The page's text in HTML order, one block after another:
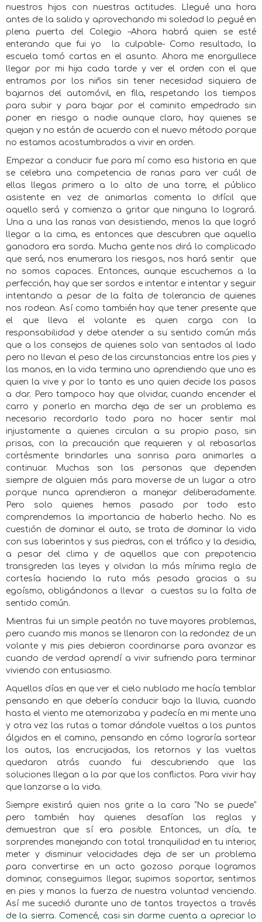
nuestros hijos con nuestras actitudes. Llegué una hora
antes de la salida y aprovechando mi soledad lo pegué en
plena puerta del Colegio –Ahora habrá quien se esté
enterando que fui yo
la culpable- Como resultado, la
escuela tomó cartas en el asunto. Ahora me enorgullece
llegar por mi hija cada tarde y ver el orden con el que
entramos por los niños sin tener necesidad siquiera de
bajarnos del automóvil, en fila, respetando los tiempos
para subir y para bajar por el caminito empedrado sin
poner en riesgo a nadie aunque claro, hay quienes se
quejan y no están de acuerdo con el nuevo método porque
no estamos acostumbrados a vivir en orden.
Empezar a conducir fue para mí como esa historia en que
se celebra una competencia de ranas para ver cuál de
ellas llegas primero a lo alto de una torre, el público
asistente en vez de animarlas comenta lo difícil que
aquello será y comienza a gritar que ninguna lo logrará.
Una a una las ranas van desistiendo, menos la que logró
llegar a la cima, es entonces que descubren que aquella
ganadora era sorda. Mucha gente nos dirá lo complicado
que será, nos enumerara los riesgos, nos hará sentir
que
no somos capaces. Entonces, aunque escuchemos a la
perfección, hay que ser sordos e intentar e intentar y seguir
intentando a pesar de la falta de tolerancia de quienes
nos rodean. Así como también hay que tener presente que
el que lleva el volante es quien carga con la
responsabilidad y debe atender a su sentido común más
que a los consejos de quienes solo van sentados al lado
pero no llevan el peso de las circunstancias entre los pies y
las manos, en la vida termina uno aprendiendo que uno es
quien la vive y por lo tanto es uno quien decide los pasos
a dar. Pero tampoco hay que olvidar, cuando encender el
carro y ponerlo en marcha deja de ser un problema es
necesario recordarlo todo para no hacer sentir mal
injustamente a quienes circulan a su propio paso, sin
prisas, con la precaución que requieren y al rebasarlas
cortésmente brindarles una sonrisa para animarles a
continuar. Muchas son las personas que dependen
siempre de alguien más para moverse de un lugar a otro
porque nunca aprendieron a manejar deliberadamente.
Pero solo quienes hemos pasado por todo esto
comprendemos la importancia de haberlo hecho. No es
cuestión de dominar el auto, se trata de dominar la vida
con sus laberintos y sus piedras, con el tráfico y la desidia,
a pesar del clima y de aquellos que con prepotencia
transgreden las leyes y olvidan la más mínima regla de
cortesía haciendo la ruta más pesada gracias a su
egoísmo, obligándonos a llevar
a cuestas su la falta de
sentido común.
Mientras fui un simple peatón no tuve mayores problemas,
pero cuando mis manos se llenaron con la redondez de un
volante y mis pies debieron coordinarse para avanzar es
cuando de verdad aprendí a vivir sufriendo para terminar
viviendo con entusiasmo.
Aquellos días en que ver el cielo nublado me hacía temblar
pensando en que debería conducir bajo la lluvia, cuando
hasta el viento me atemorizaba y padecía en mi mente una
y otra vez las rutas a tomar dándole vueltas a los puntos
álgidos en el camino, pensando en cómo lograría sortear
los autos, las encrucijadas, los retornos y las vueltas
quedaron atrás cuando fui descubriendo que las
soluciones llegan a la par que los conflictos. Para vivir hay
que lanzarse a la vida.
Siempre existirá quien nos grite a la cara “No se puede”
pero también hay quienes desafían las reglas y
demuestran que sí era posible. Entonces, un día, te
sorprendes manejando con total tranquilidad en tu interior,
meter y disminuir velocidades deja de ser un problema
para convertirse en un acto gozoso porque logramos
dominar, conseguimos llegar, supimos soportar, sentimos
en pies y manos la fuerza de nuestra voluntad venciendo.
Así me sucedió durante uno de tantos trayectos a través
de la sierra. Comencé, casi sin darme cuenta a apreciar lo